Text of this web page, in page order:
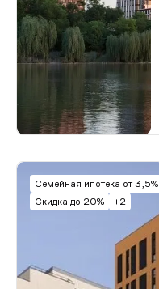
Семейная ипотека от 3,5%
Скидка до 20%
+2